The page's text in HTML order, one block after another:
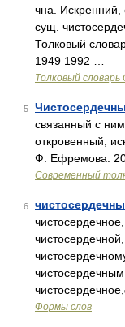
чна. Искренний,
сущ.
Толковый
1949 1992 …
Толковый словарь
5
связанный с
откровенный,
Ф. Ефремова.
Современный
6
Формы слов